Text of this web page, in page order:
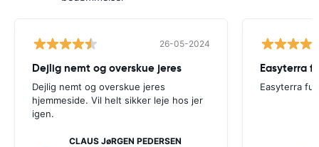
26-05-2024
Dejlig nemt og overskue jeres
Dejlig nemt og overskue jeres
hjemmeside. Vil helt sikker leje hos jer
igen.
CLAUS JøRGEN PEDERSEN
Easyterra
Easyterra